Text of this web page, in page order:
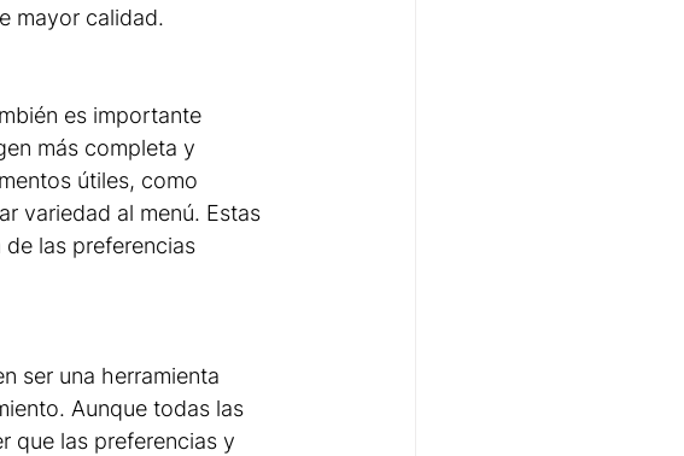
mayor calidad.
es importante
más completa y
útiles, como
variedad al menú. Estas
las preferencias
ser una herramienta
Aunque todas las
que las preferencias y